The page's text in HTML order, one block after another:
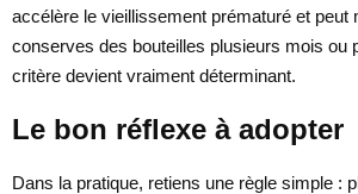
accélère le vieillissement prématuré et peut
conserves des bouteilles plusieurs mois ou
critère devient vraiment déterminant.
Le bon réflexe à adopter
Dans la pratique, retiens une règle simple :